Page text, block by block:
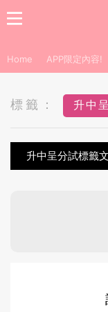
Home APP限定內容!
標籤： 升中
升中呈分試標籤